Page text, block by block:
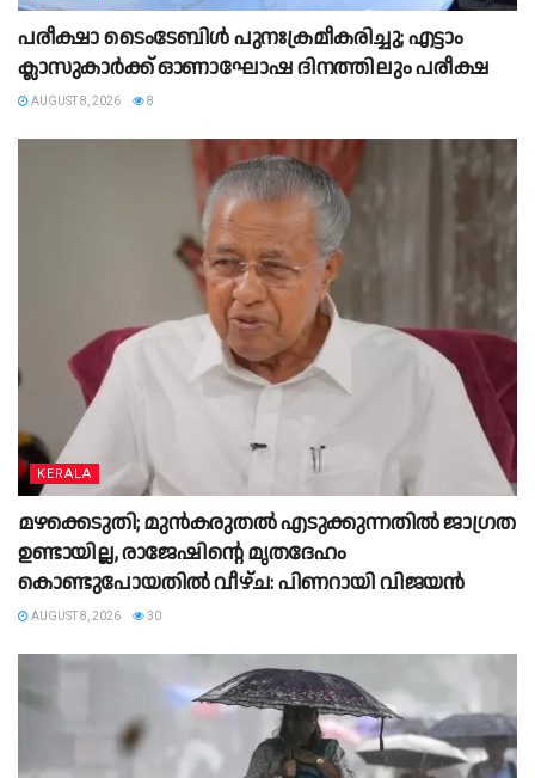
പരീക്ഷാ ടൈംടേബിൾ പുനഃക്രമീകരിച്ചു; എട്ടാം
ക്ലാസുകാർക്ക് ഓണാഘോഷ ദിനത്തിലും പരീക്ഷ
AUGUST 8, 2026 8
KERALA
മഴക്കെടുതി; മുൻകരുതൽ എടുക്കുന്നതിൽ ജാഗ്രത
ഉണ്ടായില്ല, രാജേഷിന്റെ മൃതദേഹം
കൊണ്ടുപോയതിൽ വീഴ്ച: പിണറായി വിജയൻ
AUGUST 8, 2026 30